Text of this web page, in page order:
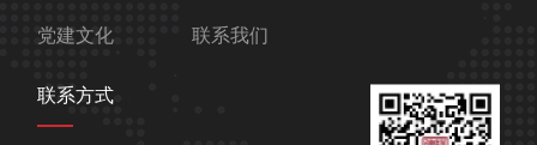
党建文化 联系我们
联系方式